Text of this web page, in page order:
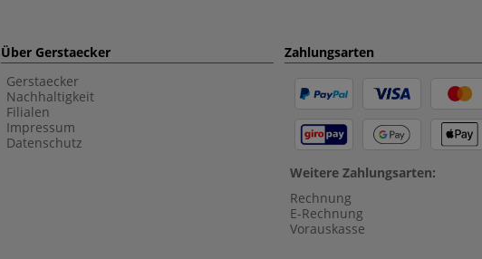
Über Gerstaecker
Gerstaecker
Nachhaltigkeit
Filialen
Impressum
Datenschutz
Zahlungsarten
Weitere Zahlungsarten:
Rechnung
E-Rechnung
Vorauskasse